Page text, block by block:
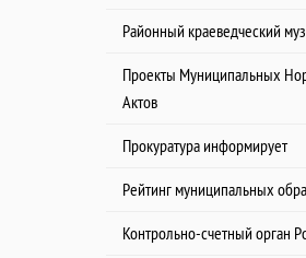
Районный краеведческий
Проекты Муниципальных
Актов
Прокуратура информирует
Рейтинг муниципальных
Контрольно-счетный орган